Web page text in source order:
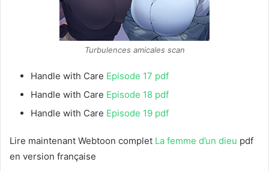
Turbulences amicales scan
Handle with Care Episode 17 pdf
Handle with Care Episode 18 pdf
Handle with Care Episode 19 pdf
Lire maintenant Webtoon complet La femme d’un dieu pdf
en version française